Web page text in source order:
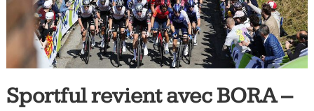
Tous
les
jours,
votre
vélo
Sportful revient avec BORA –